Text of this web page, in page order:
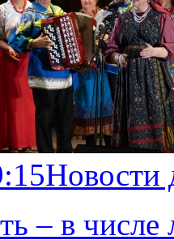
– в числе